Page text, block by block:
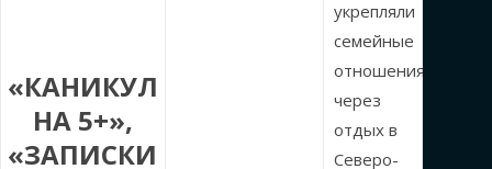
«КАНИКУЛЫ
НА 5+»,
«ЗАПИСКИ
укрепляли
семейные
отношения
через
отдых в
Северо-